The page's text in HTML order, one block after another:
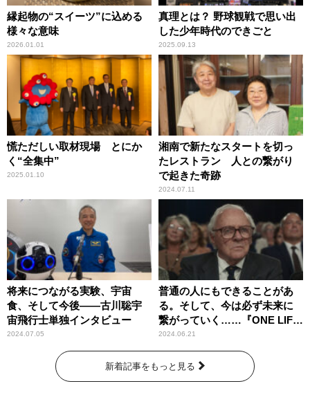
縁起物の“スイーツ”に込める
様々な意味
2026.01.01
真理とは？ 野球観戦で思い出
した少年時代のできごと
2025.09.13
慌ただしい取材現場 とにか
く“全集中”
2025.01.10
湘南で新たなスタートを切っ
たレストラン 人との繋がり
で起きた奇跡
2024.07.11
将来につながる実験、宇宙
食、そして今後――古川聡宇
宙飛行士単独インタビュー
2024.07.05
普通の人にもできることがあ
る。そして、今は必ず未来に
繋がっていく……『ONE LIFE
奇跡が繋いだ6000の命』
2024.06.21
新着記事をもっと見る